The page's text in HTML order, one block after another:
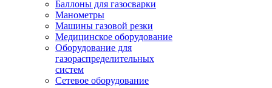
Баллоны для газосварки
Манометры
Машины газовой резки
Медицинское оборудование
Оборудование для
газораспределительных
систем
Сетевое оборудование